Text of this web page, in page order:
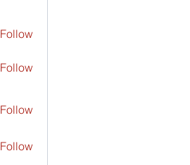
Follow
Follow
Follow
Follow